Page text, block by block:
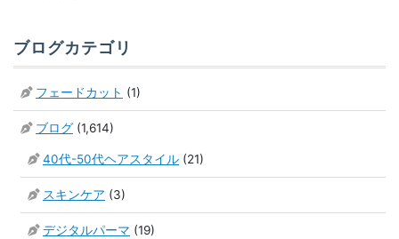
ブログカテゴリ
フェードカット (1)
ブログ (1,614)
40代-50代ヘアスタイル (21)
スキンケア (3)
デジタルパーマ (19)